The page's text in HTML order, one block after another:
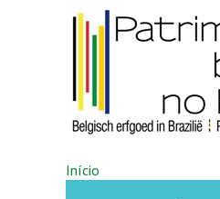
Pular para o conteúdo principal
VOCÊ
Início